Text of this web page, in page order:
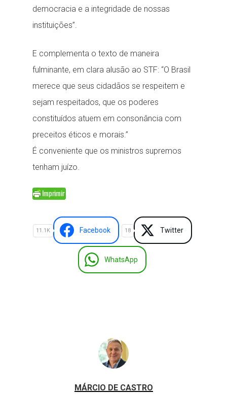
democracia e a integridade de nossas
instituições”.
E complementa o texto de maneira
fulminante, em clara alusão ao STF: “O Brasil
merece que seus cidadãos se respeitem e
sejam respeitados, que os poderes
constituídos atuem em consonância com
preceitos éticos e morais.”
É conveniente que os ministros supremos
tenham juízo.
11.1K Facebook 18 Twitter
WhatsApp
MÁRCIO DE CASTRO